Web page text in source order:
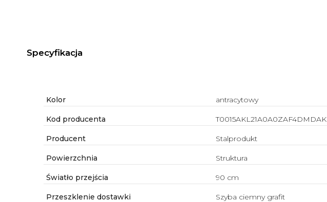
Specyfikacja
Kolor antracytowy
Kod producenta T0015AKL21A0A0ZAF4DMDAK
Producent Stalprodukt
Powierzchnia Struktura
Światło przejścia 90 cm
Przeszklenie dostawki Szyba ciemny grafit